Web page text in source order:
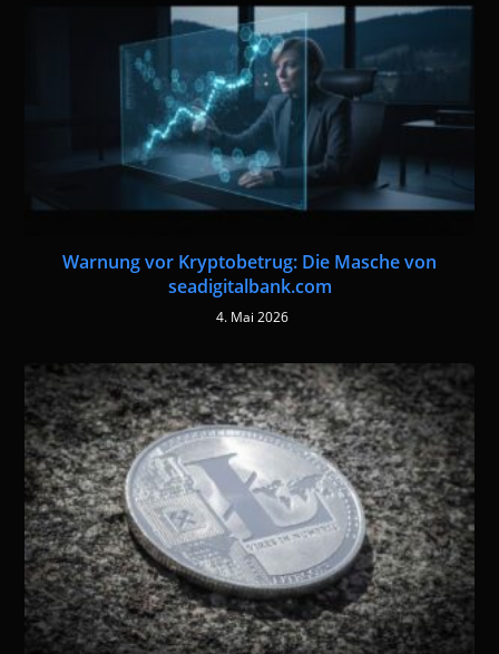
Warnung vor Kryptobetrug: Die Masche von
seadigitalbank.com
4. Mai 2026